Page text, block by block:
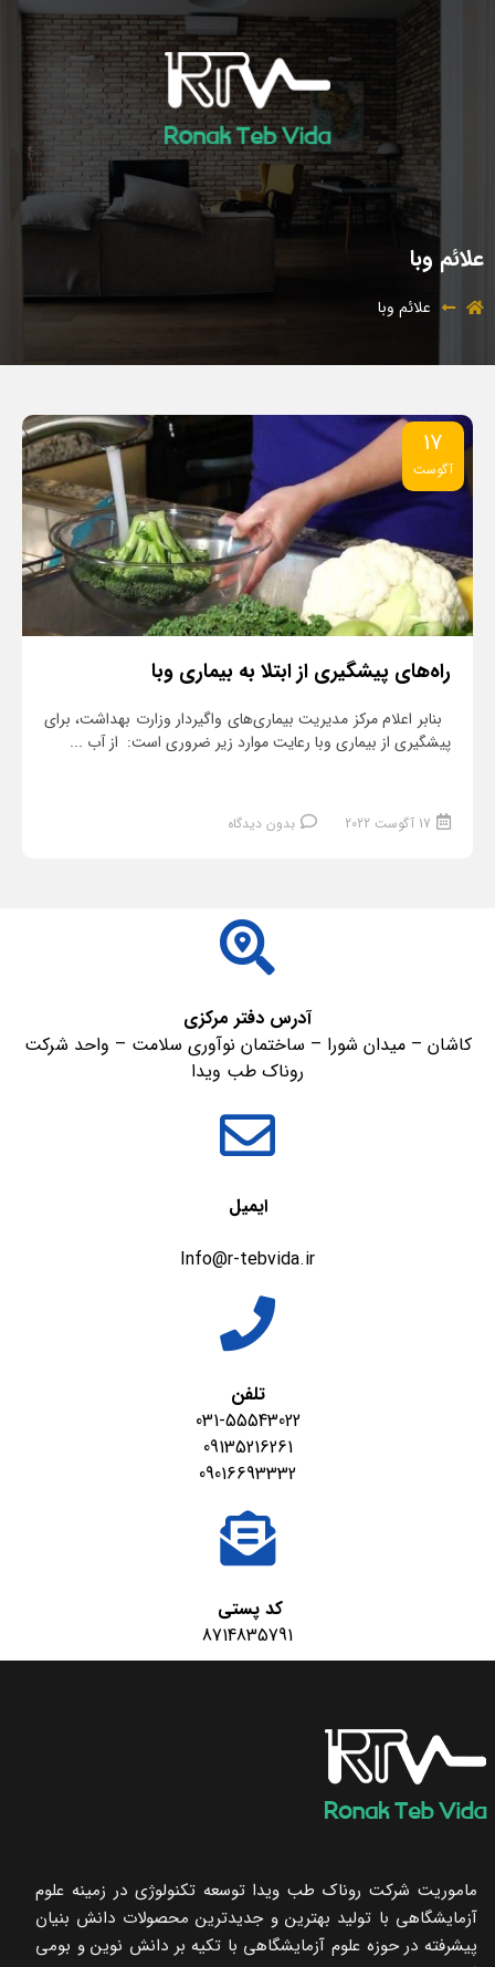
علائم وبا
علائم وبا
17
آگوست
راه‌های پیشگیری از ابتلا به بیماری وبا
بنابر اعلام مرکز مدیریت بیماری‌های واگیردار وزارت بهداشت، برای
پیشگیری از بیماری وبا رعایت موارد زیر ضروری است: از آب ...
17 آگوست 2022 بدون دیدگاه
آدرس دفتر مرکزی
کاشان – میدان شورا – ساختمان نوآوری سلامت – واحد شرکت
روناک طب ویدا
ایمیل
Info@r-tebvida.ir
تلفن
031-55543022
09135216261
09016693332
کد پستی
8714835791
ماموریت شرکت روناک طب ویدا توسعه تکنولوژی در زمینه علوم
آزمایشگاهی با تولید بهترین و جدیدترین محصولات دانش بنیان
پیشرفته در حوزه علوم آزمایشگاهی با تکیه ‌بر دانش نوین و بومی